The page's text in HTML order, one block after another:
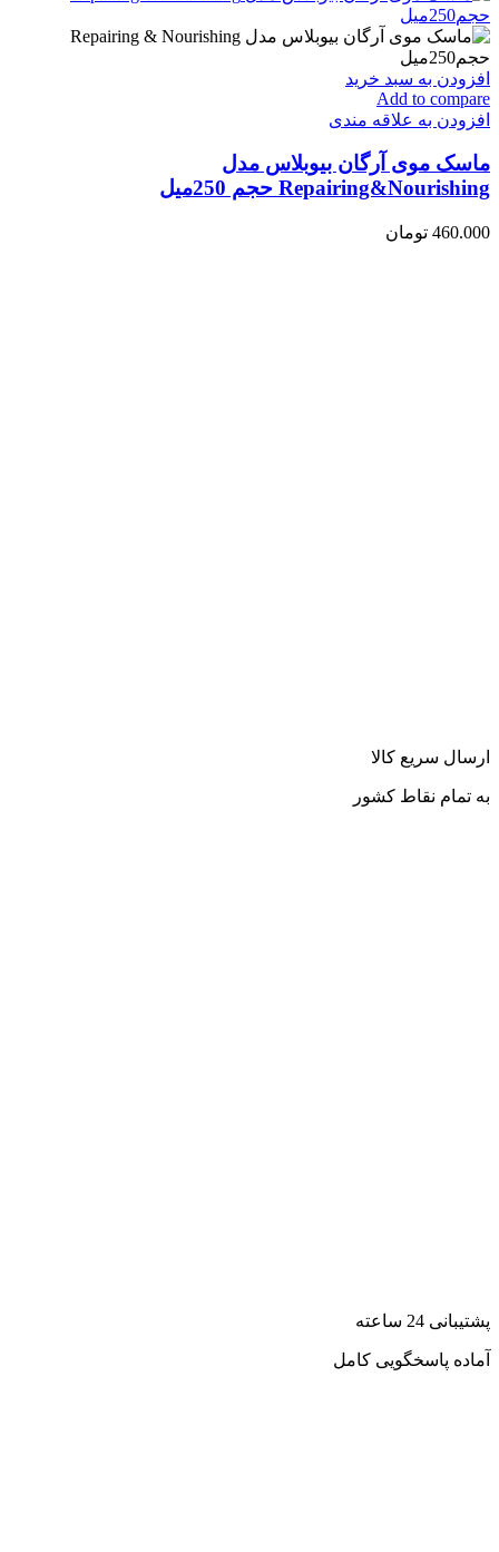
افزودن به سبد خرید
Add to compare
افزودن به علاقه مندی
ماسک موی آرگان بیوبلاس مدل
Repairing&Nourishing حجم 250میل
460.000 تومان
ارسال سریع کالا
به تمام نقاط کشور
پشتیبانی 24 ساعته
آماده پاسخگویی کامل